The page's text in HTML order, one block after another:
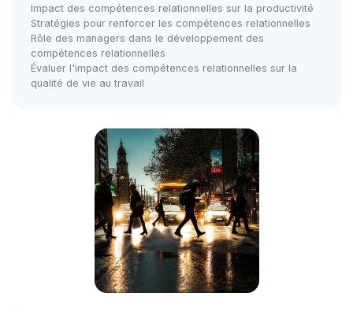
Impact des compétences relationnelles sur la productivité
Stratégies pour renforcer les compétences relationnelles
Rôle des managers dans le développement des
compétences relationnelles
Évaluer l'impact des compétences relationnelles sur la
qualité de vie au travail